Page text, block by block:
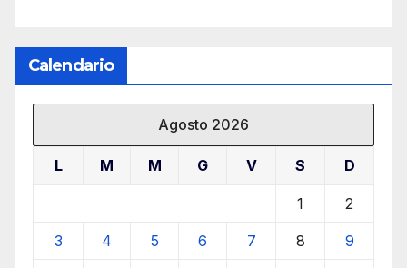
Calendario
Agosto 2026
L M M G V S D
1 2
3 4 5 6 7 8 9